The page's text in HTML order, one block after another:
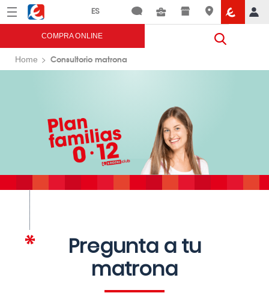
Menú Eroski
COMPRA ONLINE
Home Consultorio matrona
Pregunta a tu
matrona